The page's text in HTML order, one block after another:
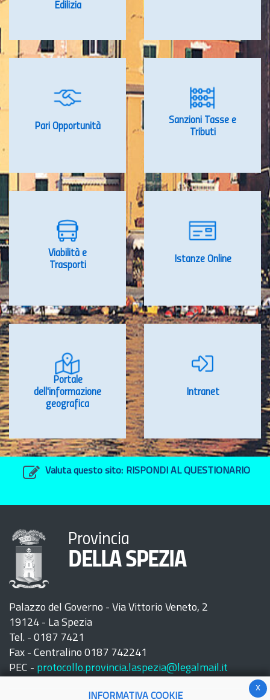
Edilizia
Pari Opportunità
Sanzioni Tasse e
Tributi
Viabilità e
Trasporti
Istanze Online
Portale
dell'informazione
geografica
Intranet
Valuta questo sito: RISPONDI AL QUESTIONARIO
Provincia
DELLA SPEZIA
Palazzo del Governo - Via Vittorio Veneto, 2
19124 - La Spezia
Tel. - 0187 7421
Fax - Centralino 0187 742241
PEC - protocollo.provincia.laspezia@legalmail.it
x
INFORMATIVA COOKIE